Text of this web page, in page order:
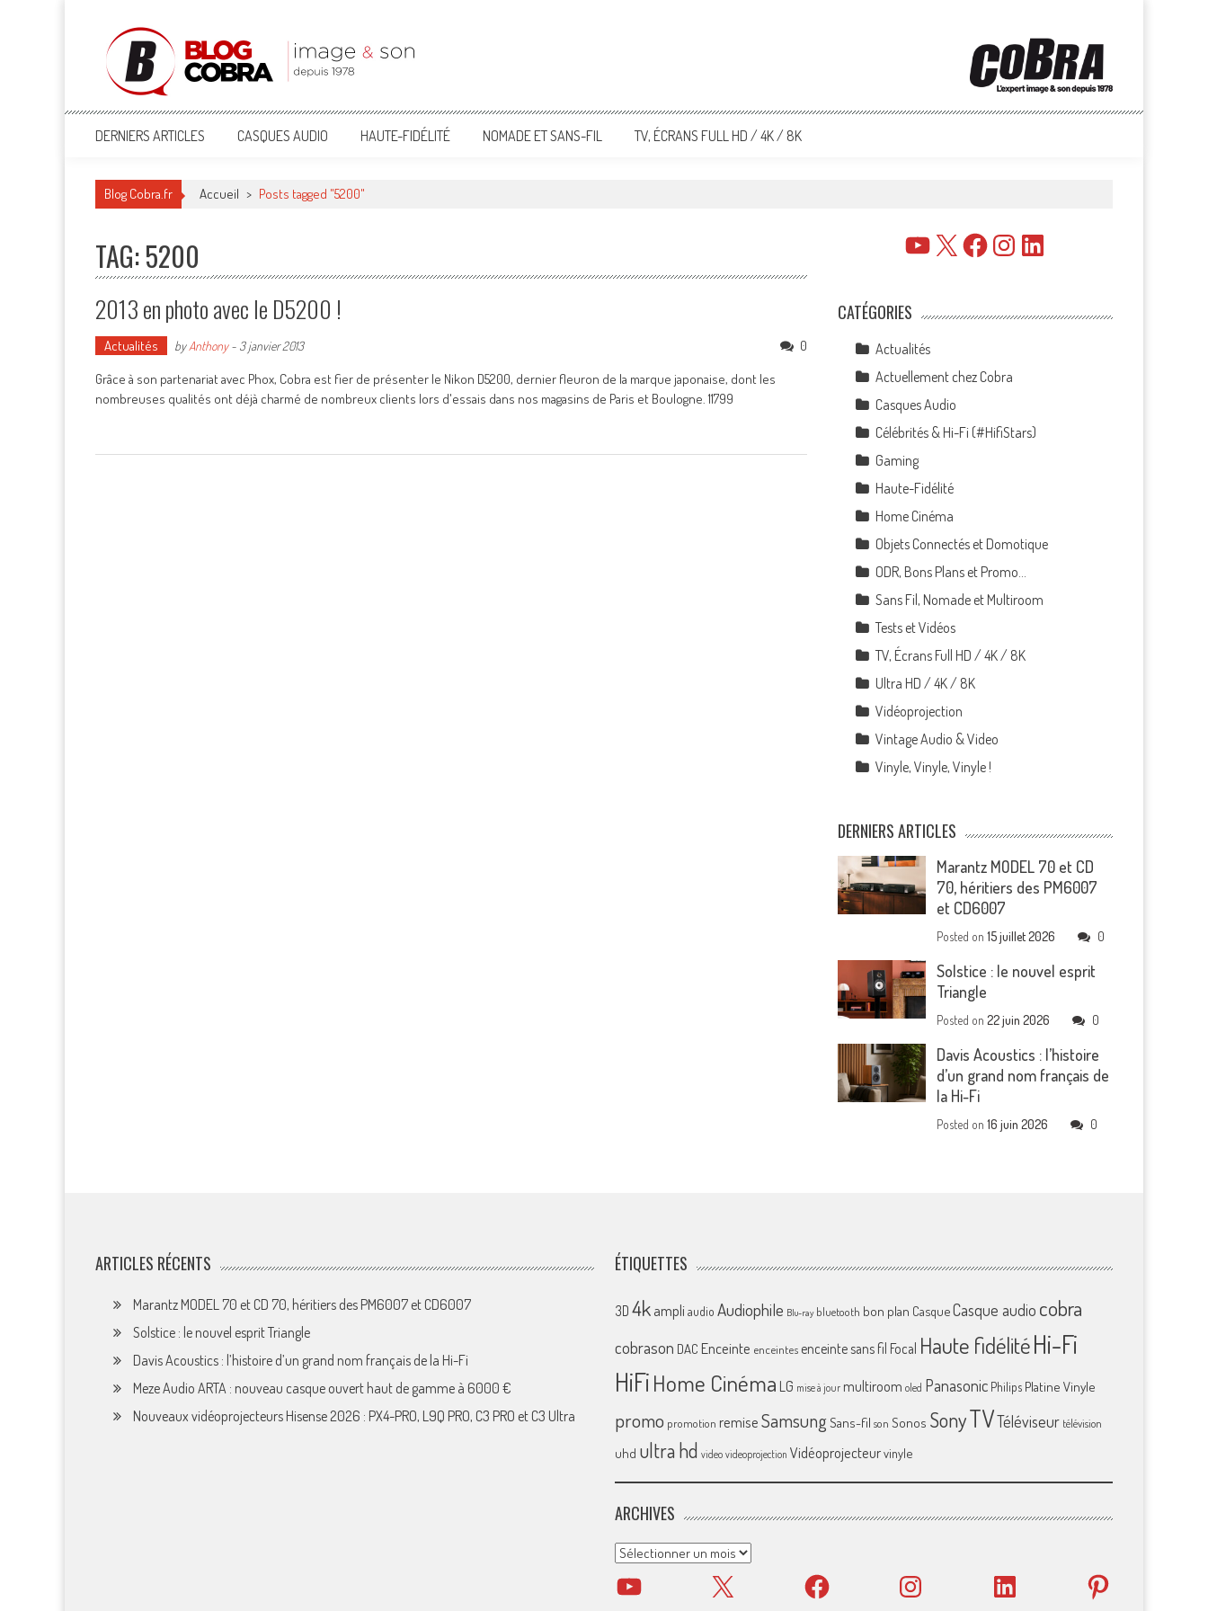
Blog Cobra
Toute l'actu Image & Son !
DERNIERS ARTICLES CASQUES AUDIO HAUTE-FIDÉLITÉ NOMADE ET SANS-FIL TV, ÉCRANS FULL HD / 4K / 8K
Blog Cobra.fr Accueil > Posts tagged "5200"
TAG: 5200
2013 en photo avec le D5200 !
Actualités byAnthony- 3 janvier 2013
0
Grâce à son partenariat avec Phox, Cobra est fier de présenter le Nikon D5200, dernier fleuron de la marque japonaise, dont les
nombreuses qualités ont déjà charmé de nombreux clients lors d'essais dans nos magasins de Paris et Boulogne. 11799
YouTube
X FacebookInstagramLinkedIn
CATÉGORIES
Actualités
Actuellement chez Cobra
Casques Audio
Célébrités & Hi-Fi (#HifiStars)
Gaming
Haute-Fidélité
Home Cinéma
Objets Connectés et Domotique
ODR, Bons Plans et Promo…
Sans Fil, Nomade et Multiroom
Tests et Vidéos
TV, Écrans Full HD / 4K / 8K
Ultra HD / 4K / 8K
Vidéoprojection
Vintage Audio & Video
Vinyle, Vinyle, Vinyle !
DERNIERS ARTICLES
Marantz MODEL 70 et CD
70, héritiers des PM6007
et CD6007
Posted on15 juillet 2026 0
Solstice : le nouvel esprit
Triangle
Posted on22 juin 2026 0
Davis Acoustics : l’histoire
d’un grand nom français de
la Hi-Fi
Posted on16 juin 2026 0
ARTICLES RÉCENTS
Marantz MODEL 70 et CD 70, héritiers des PM6007 et CD6007
Solstice : le nouvel esprit Triangle
Davis Acoustics : l’histoire d’un grand nom français de la Hi-Fi
Meze Audio ARTA : nouveau casque ouvert haut de gamme à 6000 €
Nouveaux vidéoprojecteurs Hisense 2026 : PX4-PRO, L9Q PRO, C3 PRO et C3 Ultra
ÉTIQUETTES
3D 4k ampliaudio Audiophile Blu-ray bluetooth bon plan CasqueCasque audio cobra
cobrason DAC Enceinte enceintes enceinte sans fil Focal Haute fidélitéHi-Fi
HiFiHome Cinéma LG mise à jour multiroom oled Panasonic Philips Platine Vinyle
promo promotion remiseSamsungSans-fil son Sonos SonyTVTéléviseur télévision
uhd ultra hd video videoprojection Vidéoprojecteurvinyle
ARCHIVES
Archives
YouTube X Facebook Instagram LinkedIn Pinterest